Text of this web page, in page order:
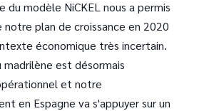
du modèle NiCKEL nous a permis
notre plan de croissance en 2020
économique très incertain.
est désormais
et notre
en Espagne va s'appuyer sur un